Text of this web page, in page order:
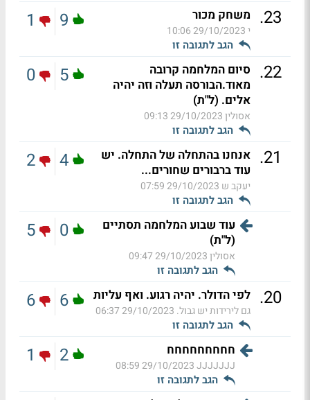
23
. משחק מכור
י29/10/2023 10:06
הגב לתגובה זו
9
1
22
. סיום המלחמה קרובה
מאוד.הבורסה תעלה וזה יהיה
אלים. (ל"ת)
אסולין29/10/2023 09:13
הגב לתגובה זו
5
0
21
.
אנחנו בהתחלה של התחלה. יש
עוד ברבורים שחורים...
יעקב ש 29/10/2023 07:59
הגב לתגובה זו
4
2
עוד שבוע המלחמה תסתיים
(ל"ת)
אסולין29/10/2023 09:47
הגב לתגובה זו
0
5
20
. לפי הדולר. יהיה רגוע. ואף עליות
גם לירידות יש גבול. 29/10/2023 06:37
הגב לתגובה זו
6
6
חחחחחחחחח
JJJJJJJ
29/10/2023 08:59
הגב לתגובה זו
2
1